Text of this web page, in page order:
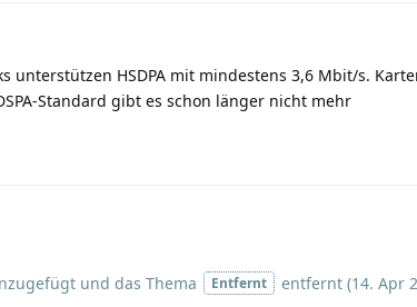
HSDPA mit mindestens 3,6 Mbit/s.
Standard gibt es schon länger nicht mehr
und das Thema Entfernt entfernt (14. Apr